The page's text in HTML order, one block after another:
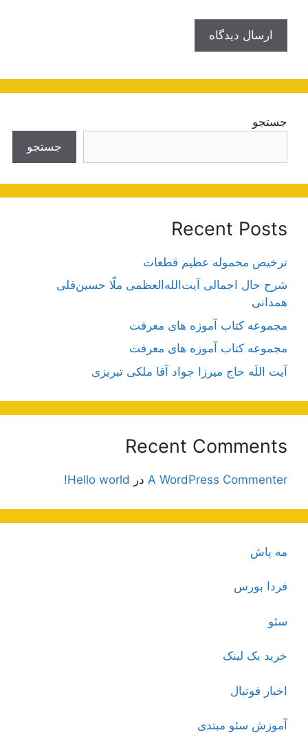
جستجو
جستجو
Recent Posts
ترخیص محموله عظیم قطعات
شرح حال اجمالی آیت‌الله‌العظمی ملّا حسین‌قلی
همدانی
مجموعه کتاب آموزه های معرفت
مجموعه کتاب آموزه های معرفت
آیت اللَه حاج میرزا جواد آقا ملکی تبریزی
Recent Comments
A WordPress Commenter در Hello world!
مه پاش
فردا بورس
سئو
خرید بک لینک
اخبار فوتبال
آموزش سئو مبتدی